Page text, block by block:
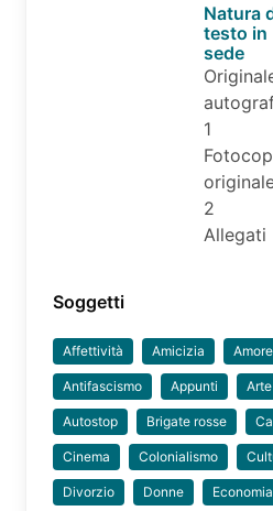
Natura
testo in
sede
1
2
Allegati
Soggetti
Affettività Amicizia Amore
Antifascismo Appunti Arte
Autostop Brigate rosse
Cinema Colonialismo
Divorzio Donne Economia